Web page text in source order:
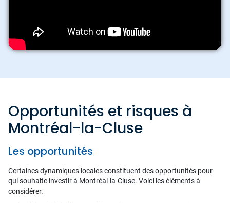
Opportunités et risques à
Montréal-la-Cluse
Les opportunités
Certaines dynamiques locales constituent des opportunités pour
qui souhaite investir à Montréal-la-Cluse. Voici les éléments à
considérer.